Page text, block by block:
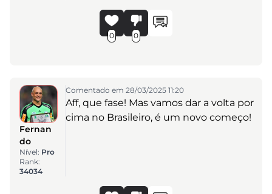
0 0
Fernan
do
Nível: Pro
Rank:
34034
Comentado em 28/03/2025 11:20
Aff, que fase! Mas vamos dar a volta por
cima no Brasileiro, é um novo começo!